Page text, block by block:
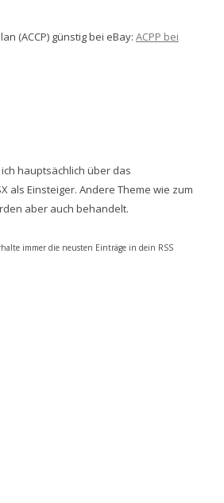
(ACCP) günstig bei eBay: ACPP bei
hauptsächlich über das
als Einsteiger. Andere Theme wie zum
aber auch behandelt.
immer die neusten Einträge in dein RSS